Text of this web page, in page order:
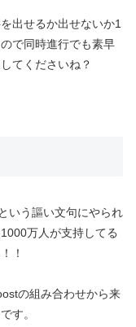
出せるか出せないか1
で同時進行でも素早
てくださいね？
いう謳い文句にやられ
万人が支持してる
！
の組み合わせから来
す。